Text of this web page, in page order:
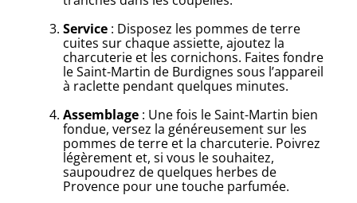
Service : Disposez les pommes de terre
cuites sur chaque assiette, ajoutez la
charcuterie et les cornichons. Faites fondre
le Saint-Martin de Burdignes sous l’appareil
à raclette pendant quelques minutes.
Assemblage : Une fois le Saint-Martin bien
fondue, versez la généreusement sur les
pommes de terre et la charcuterie. Poivrez
légèrement et, si vous le souhaitez,
saupoudrez de quelques herbes de
Provence pour une touche parfumée.